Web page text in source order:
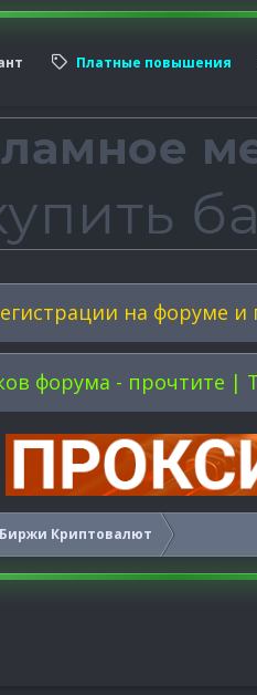
Платные повышения
на форуме
форума - прочтите |
Биржи Криптовалют